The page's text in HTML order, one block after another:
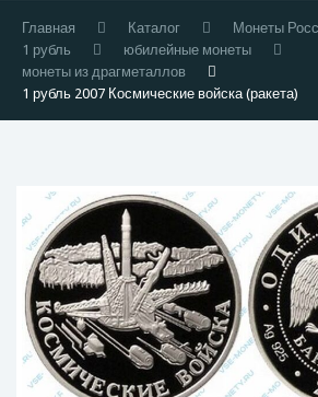
Главная Каталог
Монеты
1 рубль
юбилейные монеты
монеты из драгметаллов
1 рубль 2007 Космические войска (ракета)